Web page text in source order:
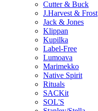
Cutter & Buck
J.Harvest & Frost
Jack & Jones
Klippan
Kupilka
Label-Free
Lumoava
Marimekko
Native Spirit
Rituals
SACKit
SOL'S